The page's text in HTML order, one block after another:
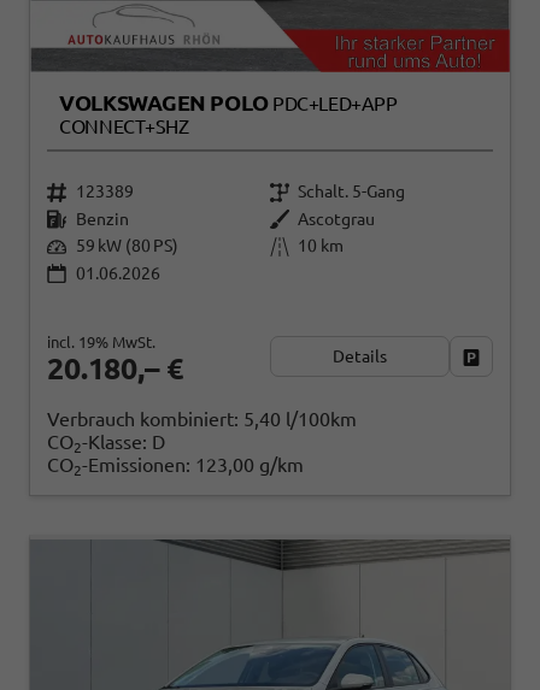
VOLKSWAGEN POLO PDC+LED+APP
CONNECT+SHZ
123389
Schalt. 5-Gang
Benzin
Ascotgrau
59 kW (80 PS)
10 km
01.06.2026
20.180,– €
incl. 19% MwSt.
Details
Verbrauch kombiniert: 5,40 l/100km
CO2-Klasse: D
CO2-Emissionen: 123,00 g/km